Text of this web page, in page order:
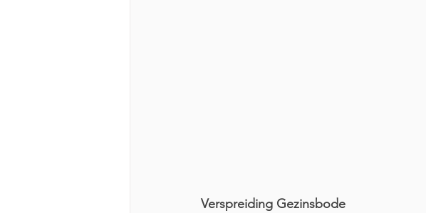
Verspreiding Gezinsbode